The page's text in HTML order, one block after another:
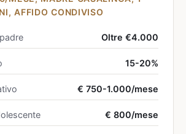
AFFIDO CONDIVISO
Oltre €4.000
15-20%
€ 750-1.000/mese
€ 800/mese